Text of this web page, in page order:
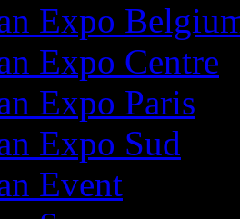
Expo
Expo Centre
Expo Paris
Expo Sud
Event